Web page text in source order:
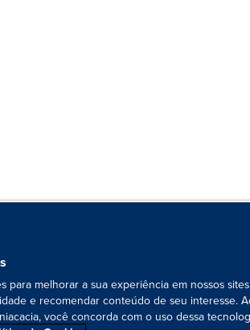
para melhorar a sua experiência em nossos
e recomendar conteúdo de seu interesse.
você concorda com o uso dessa